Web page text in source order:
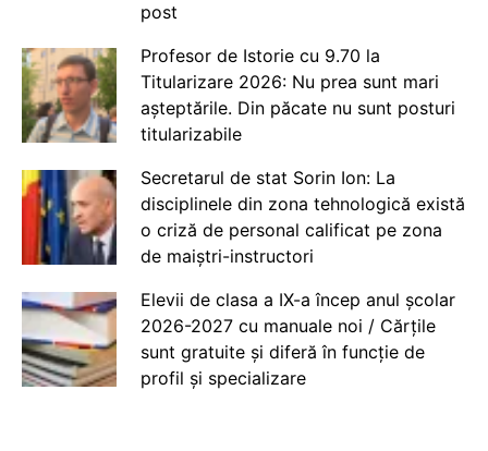
post
Profesor de Istorie cu 9.70 la
Titularizare 2026: Nu prea sunt mari
așteptările. Din păcate nu sunt posturi
titularizabile
Secretarul de stat Sorin Ion: La
disciplinele din zona tehnologică există
o criză de personal calificat pe zona
de maiștri-instructori
Elevii de clasa a IX-a încep anul școlar
2026-2027 cu manuale noi / Cărțile
sunt gratuite și diferă în funcție de
profil și specializare